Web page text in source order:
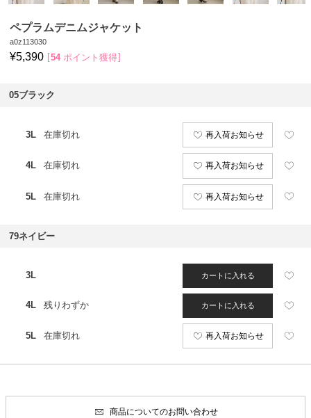
ペプラムデニムジャケット
a0z113030
¥5,390 54 ポイント獲得
05ブラック
3L 在庫切れ 再入荷お知らせ
4L 在庫切れ 再入荷お知らせ
5L 在庫切れ 再入荷お知らせ
79ネイビー
3L カートに入れる
4L 残りわずか カートに入れる
5L 在庫切れ 再入荷お知らせ
商品についてのお問い合わせ